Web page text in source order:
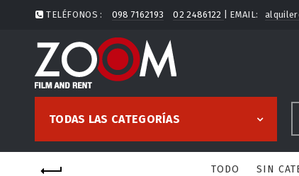
TELÉFONOS : 098 7162193 02 2486122 | EMAIL:
TODAS LAS CATEGORÍAS
TODO SIN